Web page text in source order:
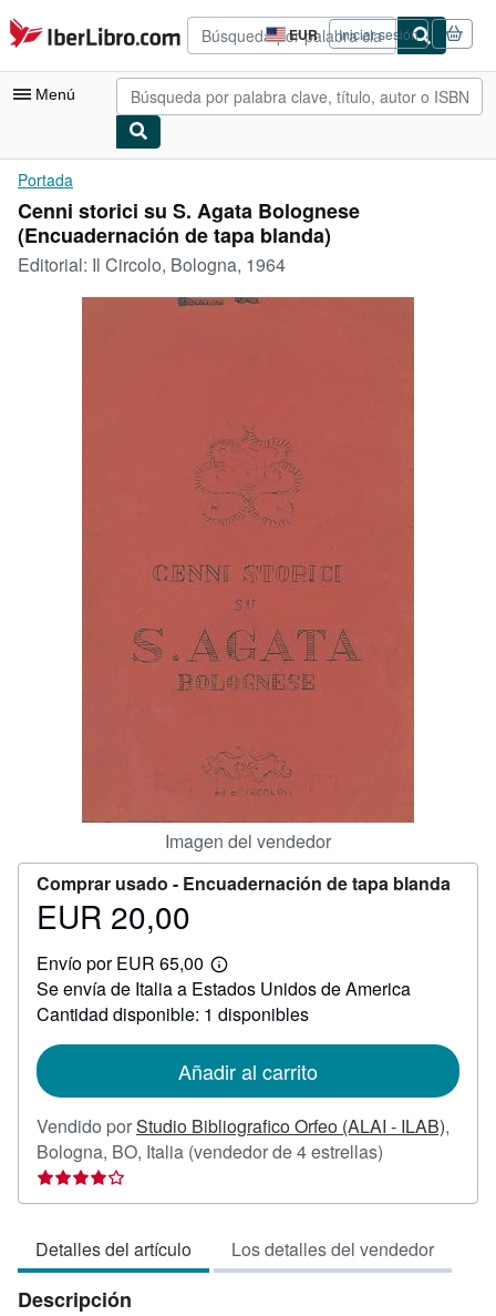
Pasar al contenido principal
IberLibro.com EUR
Preferencias
de
compra
del
Iniciar sesión
Menú
Mi cuenta
Consultar mis pedidos
Búsqueda avanzada
Colecciones
CERRAR
Portada
Cenni storici su S. Agata Bolognese
(Encuadernación de tapa blanda)
Editorial: Il Circolo, Bologna, 1964
Imagen del vendedor
Comprar usado - Encuadernación de tapa blanda
Precio
20,00
EUR 20,00
Envío por EUR 65,00
Más
información
sobre
las
envío
Se envía de Italia a Estados Unidos de America
Cantidad disponible: 1 disponibles
Añadir al carrito
Vendido porStudio Bibliografico Orfeo (ALAI - ILAB),
Bologna, BO, Italia (vendedor de 4 estrellas)
vendedor:
de
5
Detalles del artículo Los detalles del vendedor
Descripción